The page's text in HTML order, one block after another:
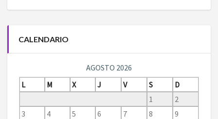
CALENDARIO
AGOSTO 2026
L
M X J V S
D
1
2
3
4 5 6 7 8
9